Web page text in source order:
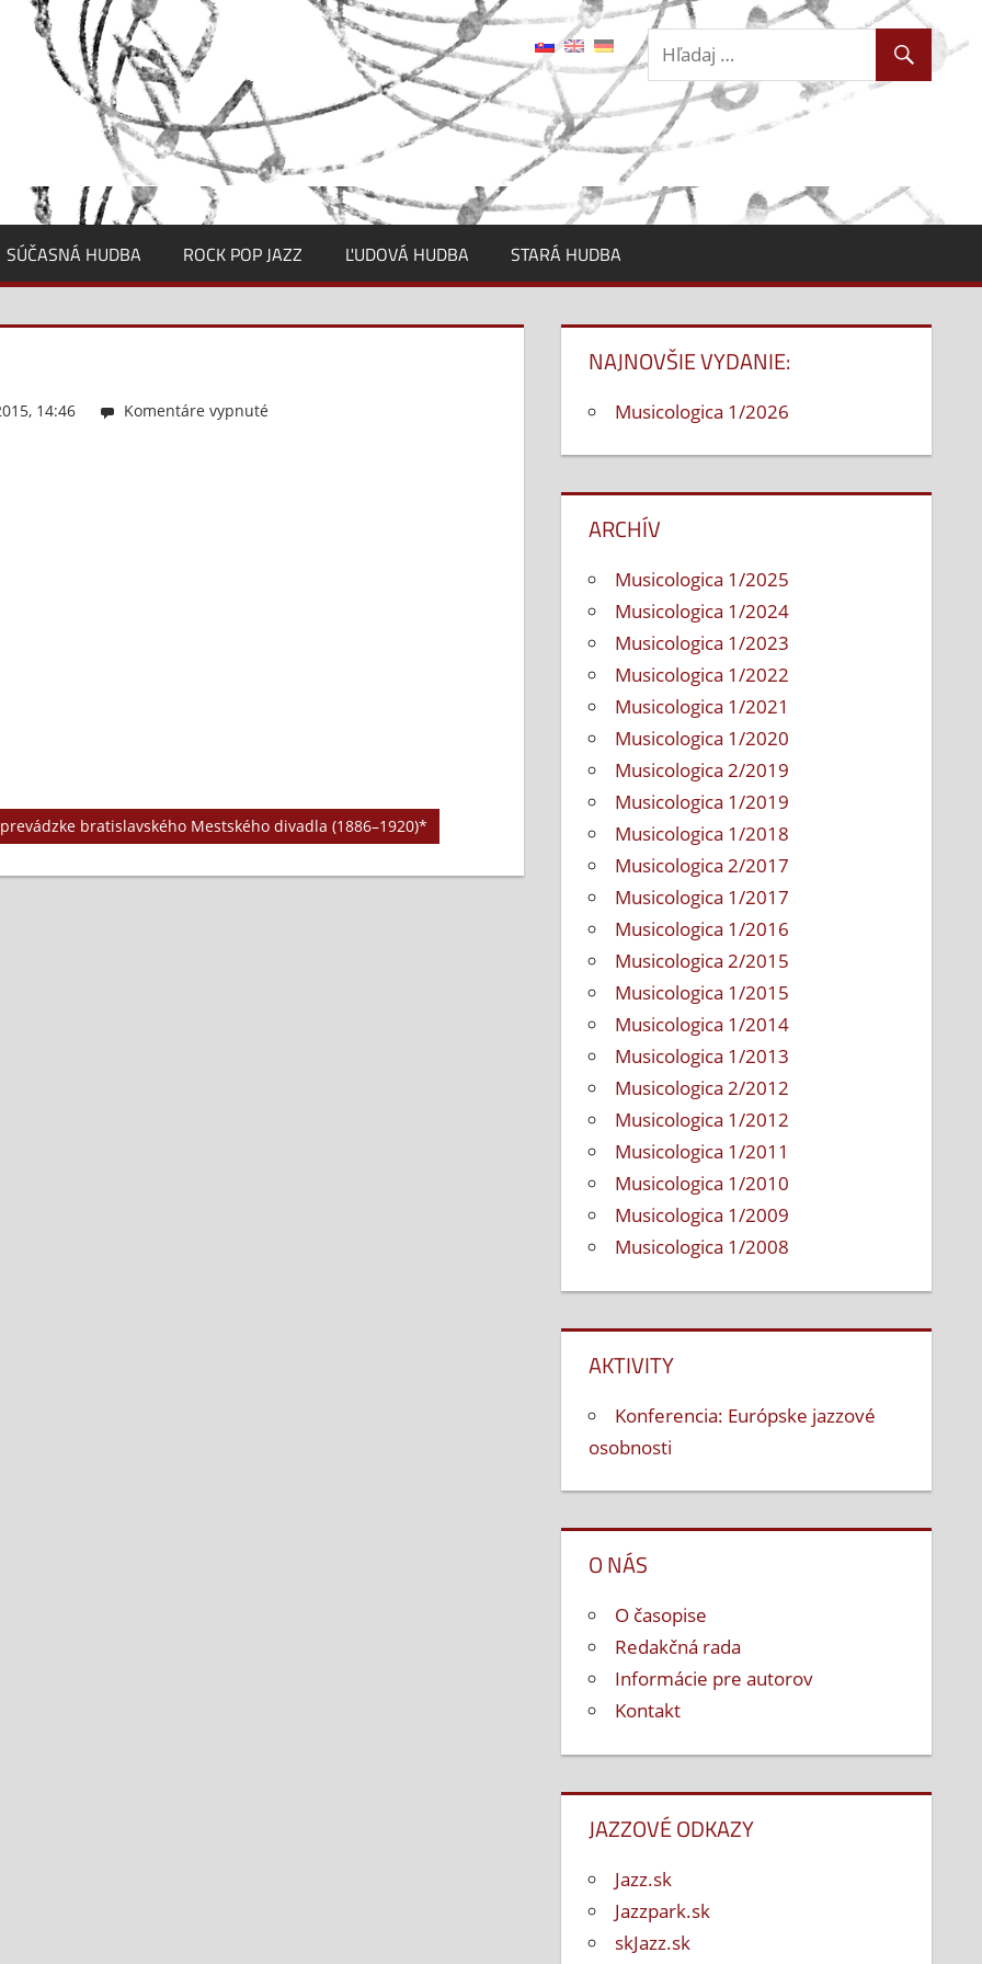
SÚČASNÁ HUDBA ROCK POP JAZZ ĽUDOVÁ HUDBA STARÁ HUDBA
14:46 Komentáre vypnuté
bratislavského Mestského divadla (1886–1920)*
NAJNOVŠIE VYDANIE:
Musicologica 1/2026
ARCHÍV
Musicologica 1/2025
Musicologica 1/2024
Musicologica 1/2023
Musicologica 1/2022
Musicologica 1/2021
Musicologica 1/2020
Musicologica 2/2019
Musicologica 1/2019
Musicologica 1/2018
Musicologica 2/2017
Musicologica 1/2017
Musicologica 1/2016
Musicologica 2/2015
Musicologica 1/2015
Musicologica 1/2014
Musicologica 1/2013
Musicologica 2/2012
Musicologica 1/2012
Musicologica 1/2011
Musicologica 1/2010
Musicologica 1/2009
Musicologica 1/2008
AKTIVITY
Konferencia: Európske jazzové
osobnosti
O NÁS
O časopise
Redakčná rada
Informácie pre autorov
Kontakt
JAZZOVÉ ODKAZY
Jazz.sk
Jazzpark.sk
skJazz.sk